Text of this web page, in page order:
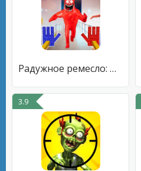
Радужное ремесло: Прятки
3.9